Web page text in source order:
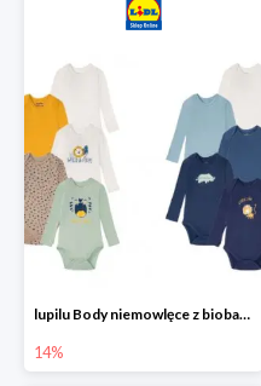
lupilu Body niemowlęce z biobawełny
14%